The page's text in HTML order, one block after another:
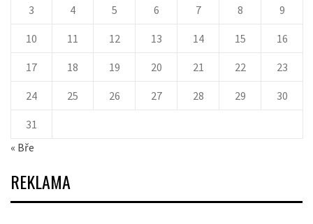
3 4 5 6 7 8 9
10 11 12 13 14 15 16
17 18 19 20 21 22 23
24 25 26 27 28 29 30
31
« Bře
REKLAMA